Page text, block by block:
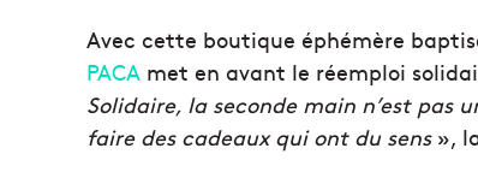
Avec cette boutique éphémère
PACA met en avant le réemploi
Solidaire, la seconde main n’est pas
faire des cadeaux qui ont du sens»,